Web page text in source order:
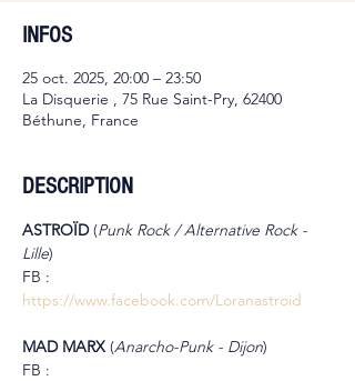
INFOS
25 oct. 2025, 20:00 – 23:50
La Disquerie , 75 Rue Saint-Pry, 62400
Béthune, France
DESCRIPTION
ASTROÏD (Punk Rock / Alternative Rock -
Lille)
FB :
https://www.facebook.com/Loranastroid
MAD MARX (Anarcho-Punk - Dijon)
FB :